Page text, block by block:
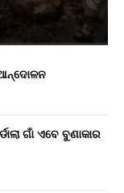
ଗାଁ ଏବେ ବୁଣାକାର